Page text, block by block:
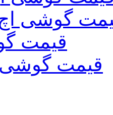
گوشی
قیمت
قیمت